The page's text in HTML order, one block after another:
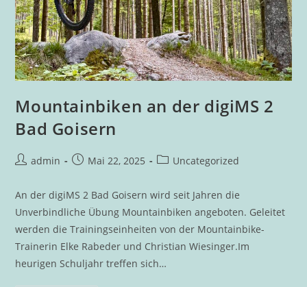
Mountainbiken an der digiMS 2
Bad Goisern
Beitrags-
admin
BeitragMai 22, 2025
Beitrags-
Uncategorized
An der digiMS 2 Bad Goisern wird seit Jahren die
Unverbindliche Übung Mountainbiken angeboten. Geleitet
werden die Trainingseinheiten von der Mountainbike-
Trainerin Elke Rabeder und Christian Wiesinger.Im
heurigen Schuljahr treffen sich…